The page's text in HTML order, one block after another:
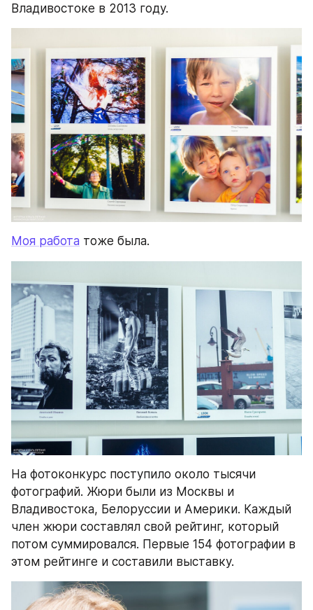
Владивостоке в 2013 году.
Моя работа тоже была.
На фотоконкурс поступило около тысячи
фотографий. Жюри были из Москвы и
Владивостока, Белоруссии и Америки. Каждый
член жюри составлял свой рейтинг, который
потом суммировался. Первые 154 фотографии в
этом рейтинге и составили выставку.